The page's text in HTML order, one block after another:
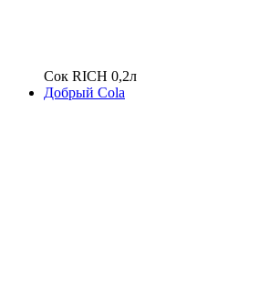
Сок RICH 0,2л
Добрый Cola